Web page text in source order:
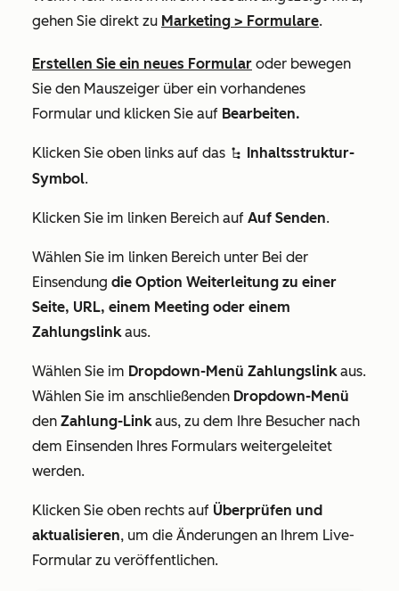
gehen Sie direkt zu Marketing > Formulare.
Erstellen Sie ein neues Formular oder bewegen
Sie den Mauszeiger über ein vorhandenes
Formular und klicken Sie auf Bearbeiten.
Klicken Sie oben links auf das siteTreeIcon Inhaltsstruktur-
Symbol.
Klicken Sie im linken Bereich auf Auf Senden.
Wählen Sie im linken Bereich unter Bei der
Einsendung die Option Weiterleitung zu einer
Seite, URL, einem Meeting oder einem
Zahlungslinkaus.
Wählen Sie im Dropdown-Menü Zahlungslinkaus.
Wählen Sie im anschließenden Dropdown-Menü
den Zahlung-Linkaus, zu dem Ihre Besucher nach
dem Einsenden Ihres Formulars weitergeleitet
werden.
Klicken Sie oben rechts auf Überprüfen und
aktualisieren, um die Änderungen an Ihrem Live-
Formular zu veröffentlichen.